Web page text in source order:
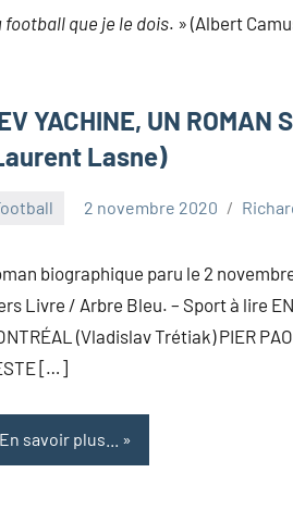
football que je le dois. » (Albert
YACHINE, UN ROMAN
Lasne)
2 novembre 2020
biographique paru le 2
Livre / Arbre Bleu. – Sport à lire
(Vladislav Trétiak) PIER
[…]
En savoir plus...